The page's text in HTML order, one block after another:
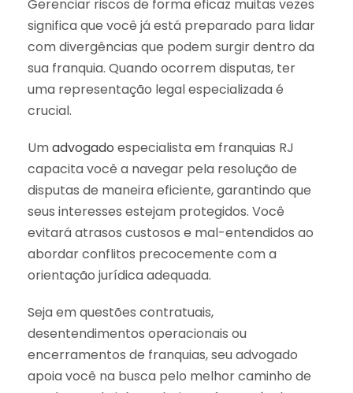
Gerenciar riscos de forma eficaz muitas vezes
significa que você já está preparado para lidar
com divergências que podem surgir dentro da
sua franquia. Quando ocorrem disputas, ter
uma representação legal especializada é
crucial.
Umadvogado especialista em franquias RJ
capacita você a navegar pela resolução de
disputas de maneira eficiente, garantindo que
seus interesses estejam protegidos. Você
evitará atrasos custosos e mal-entendidos ao
abordar conflitos precocemente com a
orientação jurídica adequada.
Seja em questões contratuais,
desentendimentos operacionais ou
encerramentos de franquias, seu advogado
apoia você na busca pelo melhor caminho de